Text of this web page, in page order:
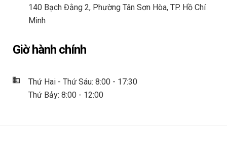
140 Bạch Đằng 2, Phường Tân Sơn Hòa, TP. Hồ Chí
Minh
Giờ hành chính
Thứ Hai - Thứ Sáu: 8:00 - 17:30
Thứ Bảy: 8:00 - 12:00